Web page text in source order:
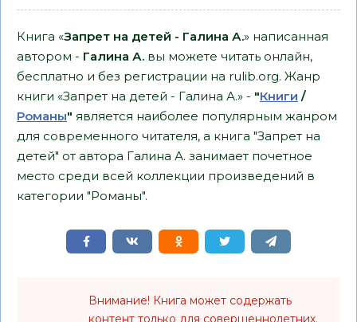
Книга «Запрет на детей - Галина А.» написанная
автором - Галина А. вы можете читать онлайн,
бесплатно и без регистрации на rulib.org. Жанр
книги «Запрет на детей - Галина А.» - "Книги /
Романы" является наиболее популярным жанром
для современного читателя, а книга "Запрет на
детей" от автора Галина А. занимает почетное
место среди всей коллекции произведений в
категории "Романы".
Внимание! Книга может содержать
контент только для совершеннолетних.